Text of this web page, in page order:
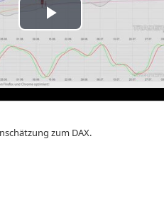
Play
Video
zum DAX.